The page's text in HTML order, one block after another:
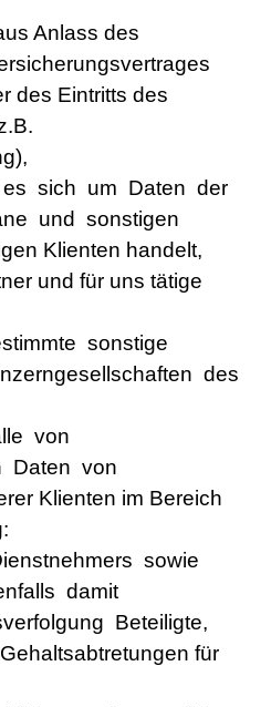
Anlass des
des Eintritts des
es sich um Daten der
und sonstigen
Klienten handelt,
und für uns tätige
sonstige
des
von
Daten von
Klienten im Bereich
sowie
damit
Beteiligte,
für